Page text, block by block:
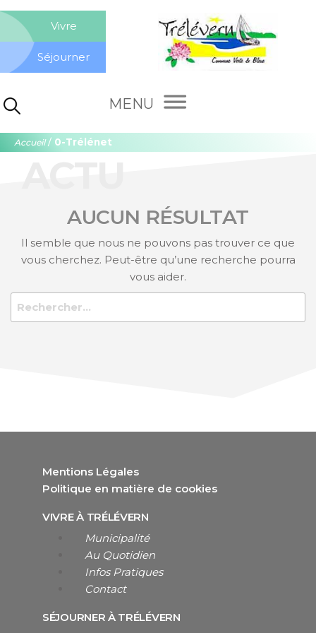
Aller
contenu
Vivre
Séjourner
Rechercher :
Accueil/ 0-Trélénet
AUCUN RÉSULTAT
Il semble que nous ne pouvons pas trouver ce que
vous cherchez. Peut-être qu’une recherche pourra
vous aider.
Mentions Légales
Politique en matière de cookies
VIVRE À TRÉLÉVERN
Municipalité
Au Quotidien
Infos Pratiques
Contact
SÉJOURNER À TRÉLÉVERN